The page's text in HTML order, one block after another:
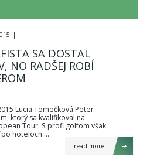
|
SA DOSTAL
NO RADŠEJ ROBÍ
Lucia Tomečková Peter
ktorý sa kvalifikoval na
Tour. S profi golfom však
po hoteloch.…
read more